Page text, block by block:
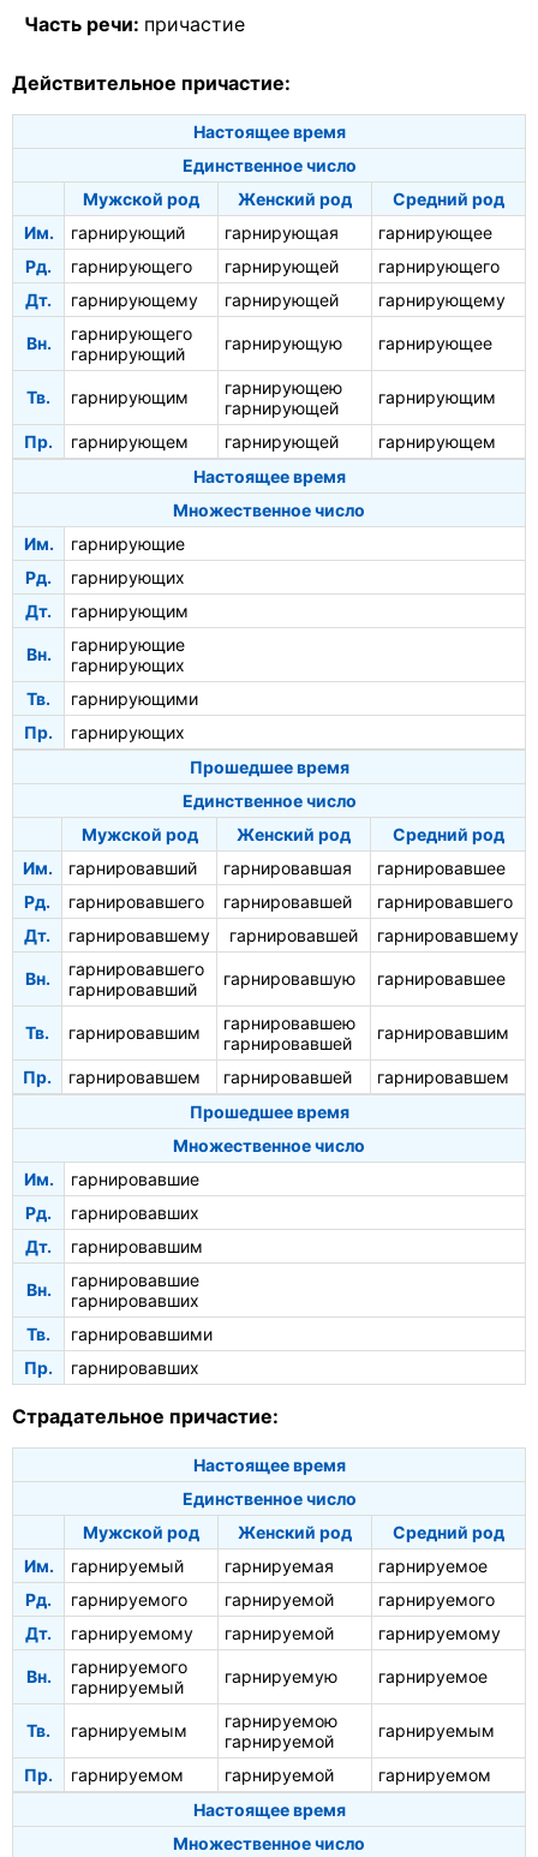
Часть речи: причастие
Действительное причастие:
Настоящее время
Единственное число
Мужской род
Женский род
Средний род
Им.
гарнирующий гарнирующая
гарнирующее
Рд.
гарнирующего гарнирующей
гарнирующего
Дт.
гарнирующему гарнирующей гарнирующему
Вн.
гарнирующего
гарнирующий
гарнирующую гарнирующее
Тв. гарнирующим
гарнирующею
гарнирующей
гарнирующим
Пр. гарнирующем гарнирующей
гарнирующем
Настоящее время
Множественное число
Им.
гарнирующие
Рд.
гарнирующих
Дт.
гарнирующим
Вн.
гарнирующие
гарнирующих
Тв.
гарнирующими
Пр.
гарнирующих
Прошедшее время
Единственное число
Мужской род
Женский род
Средний род
Им.
гарнировавший гарнировавшая
гарнировавшее
Рд.
гарнировавшего гарнировавшей
гарнировавшего
Дт.
гарнировавшему гарнировавшей гарнировавшему
Вн.
гарнировавшего
гарнировавший
гарнировавшую гарнировавшее
Тв. гарнировавшим
гарнировавшею
гарнировавшей
гарнировавшим
Пр. гарнировавшем гарнировавшей
гарнировавшем
Прошедшее время
Множественное число
Им.
гарнировавшие
Рд.
гарнировавших
Дт.
гарнировавшим
Вн.
гарнировавшие
гарнировавших
Тв.
гарнировавшими
Пр.
гарнировавших
Страдательное причастие:
Настоящее время
Единственное число
Мужской род
Женский род
Средний род
Им.
гарнируемый гарнируемая
гарнируемое
Рд.
гарнируемого гарнируемой
гарнируемого
Дт.
гарнируемому гарнируемой гарнируемому
Вн.
гарнируемого
гарнируемый
гарнируемую гарнируемое
Тв. гарнируемым
гарнируемою
гарнируемой
гарнируемым
Пр. гарнируемом гарнируемой
гарнируемом
Настоящее время
Множественное число